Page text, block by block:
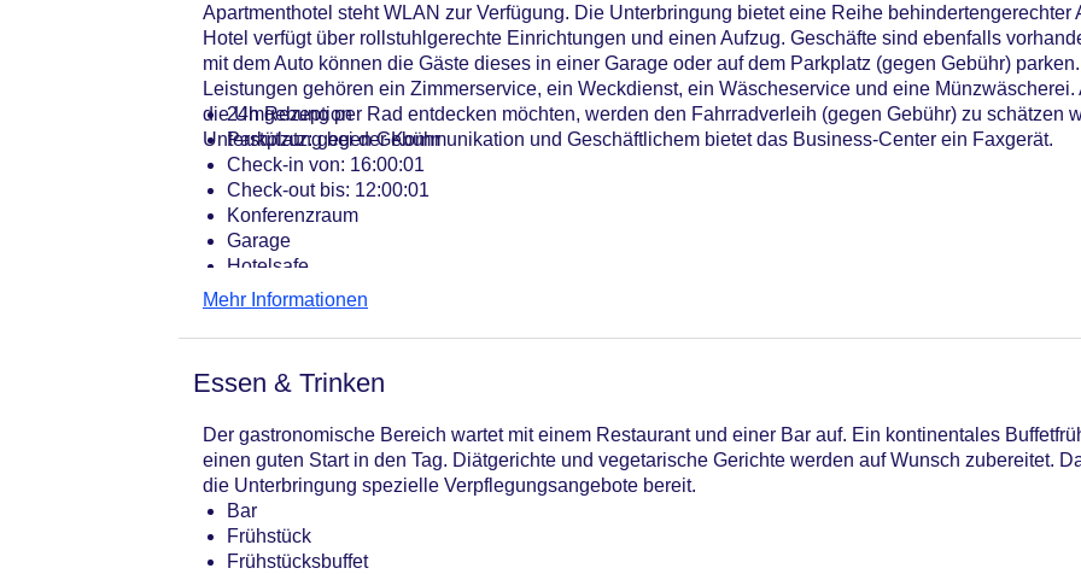
Apartmenthotel steht WLAN zur Verfügung. Die Unterbringung bietet eine Reihe behindertengerechter
Hotel verfügt über rollstuhlgerechte Einrichtungen und einen Aufzug. Geschäfte sind ebenfalls
mit dem Auto können die Gäste dieses in einer Garage oder auf dem Parkplatz (gegen Gebühr)
Leistungen gehören ein Zimmerservice, ein Weckdienst, ein Wäscheservice und eine
die Umgebung per Rad entdecken möchten, werden den Fahrradverleih (gegen Gebühr) zu schätzen
Unterstützung bei der Kommunikation und Geschäftlichem bietet das Business-Center ein Faxgerät.
24h Rezeption
Parkplatz: gegen Gebühr
Check-in von: 16:00:01
Check-out bis: 12:00:01
Konferenzraum
Garage
Hotelsafe
WLAN/WiFi im Hotel
Anzahl der Konferenzräume: 1
Haustiere: gegen Gebühr
Gesamtanzahl der Zimmer: 138
Zahlungsarten: American Express, Mastercard, Visa
Landeskategorie: 4 Sterne
Mehr Informationen
Essen & Trinken
Der gastronomische Bereich wartet mit einem Restaurant und einer Bar auf. Ein kontinentales
einen guten Start in den Tag. Diätgerichte und vegetarische Gerichte werden auf Wunsch zubereitet.
die Unterbringung spezielle Verpflegungsangebote bereit.
Bar
Frühstück
Frühstücksbuffet